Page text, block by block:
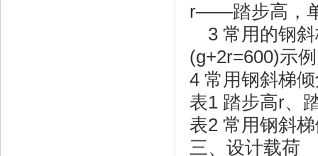
r——踏步高，
3 常用的钢斜
(g+2r=600)示
4 常用钢斜梯
表1 踏步高r、
表2 常用钢斜
三、设计载荷